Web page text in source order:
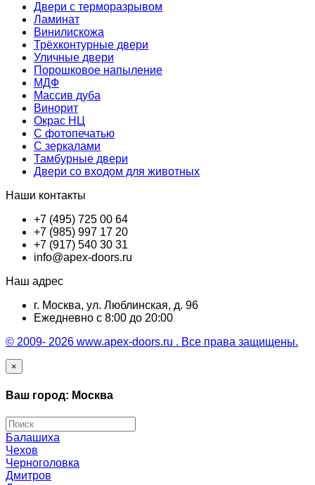
Двери с терморазрывом
Ламинат
Винилискожа
Трёхконтурные двери
Уличные двери
Порошковое напыление
МДФ
Массив дуба
Винорит
Окрас НЦ
С фотопечатью
С зеркалами
Тамбурные двери
Двери со входом для животных
Наши контакты
+7 (495) 725 00 64
+7 (985) 997 17 20
+7 (917) 540 30 31
info@apex-doors.ru
Наш адрес
г. Москва, ул. Люблинская, д. 96
Ежедневно с 8:00 до 20:00
© 2009- 2026 www.apex-doors.ru . Все права защищены.
×
Ваш город: Москва
Балашиха
Чехов
Черноголовка
Дмитров